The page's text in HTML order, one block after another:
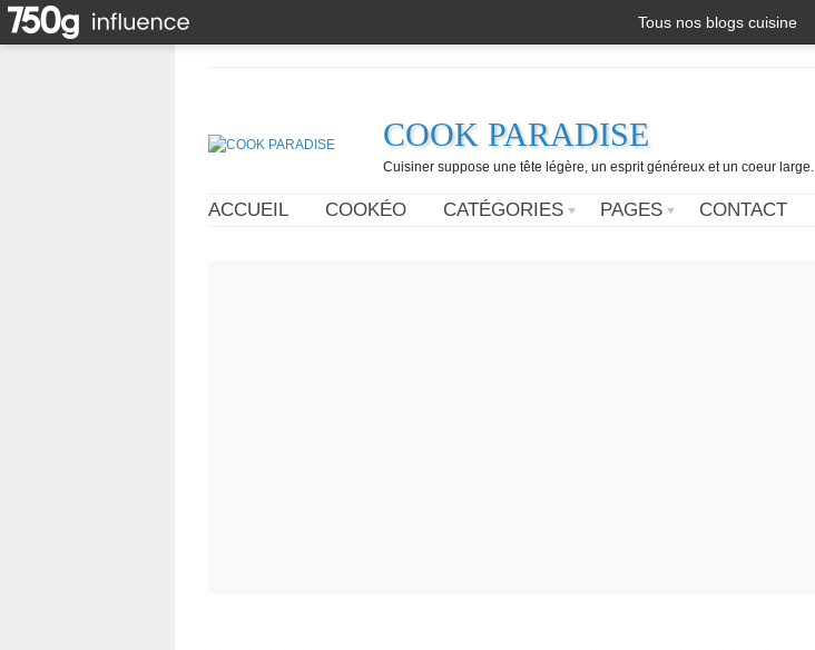
Tous nos blogs cuisine
COOK PARADISE
Cuisiner suppose une tête légère, un esprit généreux et un coeur large.
ACCUEIL COOKÉO CATÉGORIES PAGES CONTACT